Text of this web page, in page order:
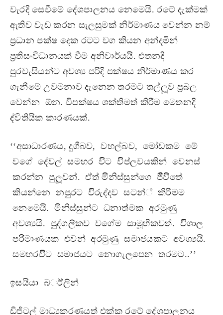
වැරදි සෙවීමේ දේශපාලනය නෙමෙයි. රටේ දැක්මක්
ඇතිව වැඩ කරන සැලසුමක් නිර්මාණය වෙන්න නම්
ප‍්‍රධාන පක්ෂ දෙක රටට වග කියන අන්දමින්
ප‍්‍රතිසංවිධානයක් වීම අනිවාර්යයි. එතනදි
පුරවැසියන්ට අවශ්‍ය පරිදි පක්ෂය නිර්මාණය කර
ගැනීමේ උවමනාව දැනෙන තරමට තල්ලූව ප‍්‍රබල
වෙන්න ඕන. විපක්ෂය ශක්තිමත් කිරීම මෙතනදි
ද්විතියික කාරණයක්.
‘‘අසාධාරණය, දුගීබව, වහල්බව, මෝඩකම මේ
වගේ දේවල් සමහර විිට විිප්ලවයකින් වෙනස්
කරන්න පුලූුවන්. ඒත් මිිනිස්සුන්ගෙ ජීීවිිතේ
කියන්නෙ නපුරට විිරුද්දව සටන්් කිරීමම
නෙමෙයි. මිිනිස්සුන්ට ධනාත්මක අරමුණු
අවශ්‍යයි. පුද්ගලිකව වගේම සාමූහිකවත්. විිශාල
පරිිමාණයක එවන් අරමුණු සමාජයකට අවශ්‍යයි.
සමහරවිිිට සමාජයට නොගැලපෙන තරමට..’’
ඉසයියා බර්්ලින්
ඩිජිටල් මාධ්‍යකරණයත් එක්ක රටේ දේශපාලනය